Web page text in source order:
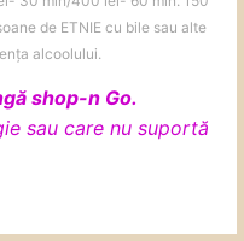
aștept cu drag
de ETNIE cu bile sau alte
alcoolului.
shop-n Go.
care nu suportă